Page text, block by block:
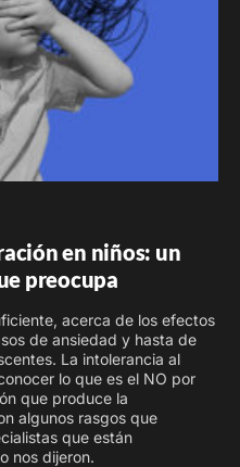
en niños: un
preocupa
acerca de los efectos
de ansiedad y hasta de
La intolerancia al
lo que es el NO por
que produce la
algunos rasgos que
que están
nos dijeron.